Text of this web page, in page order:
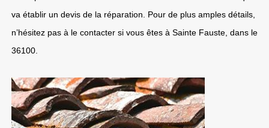
va établir un devis de la réparation. Pour de plus amples détails,
n’hésitez pas à le contacter si vous êtes à Sainte Fauste, dans le
36100.